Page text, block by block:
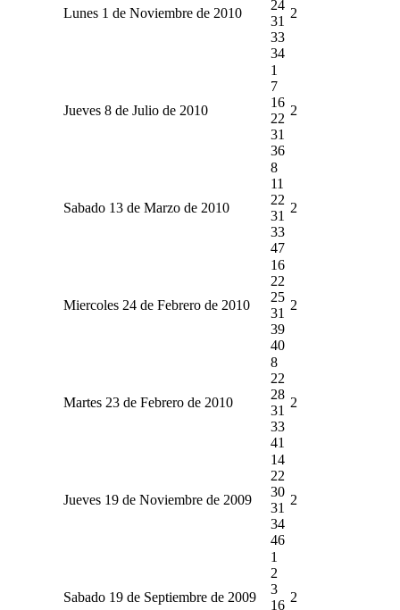
Lunes 1 de Noviembre de 2010
24
31
33
34
2
Jueves 8 de Julio de 2010
1
7
16
22
31
36
2
Sabado 13 de Marzo de 2010
8
11
22
31
33
47
2
Miercoles 24 de Febrero de 2010
16
22
25
31
39
40
2
Martes 23 de Febrero de 2010
8
22
28
31
33
41
2
Jueves 19 de Noviembre de 2009
14
22
30
31
34
46
2
Sabado 19 de Septiembre de 2009
1
2
3
16
2